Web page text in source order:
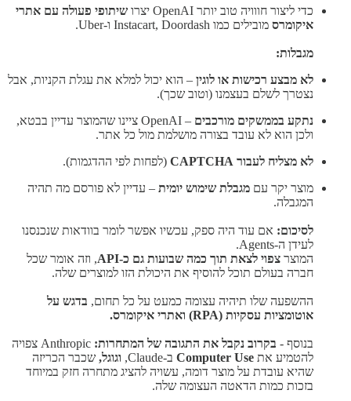
כדי ליצור חווויה טוב יותר OpenAI יצרו
שיתופי פעולה עם אתרי
איקומרס מובילים כמו Instacart, Doordash ו-Uber.
מגבלות:
לא מבצע רכישות או לוגין – הוא יכול למלא את עגלת הקניות, אבל
נצטרך לשלם בעצמנו (וטוב שכך).
נתקע בממשקים מורכבים
– OpenAI ציינו שהמוצר עדיין בבטא,
ולכן הוא לא עובד בצורה מושלמת מול כל אתר.
לא מצליח לעבור CAPTCHA
(לפחות לפי ההדגמות).
מוצר יקר עם מגבלת שימוש יומית – עדיין לא פורסם מה תהיה
המגבלה.
לסיכום: אם עוד היה ספק, עכשיו אפשר לומר בוודאות שנכנסנו
לעידן ה-Agents.
המוצר צפוי לצאת תוך כמה שבועות גם כ-API
, וזה אומר שכל
חברה בעולם תוכל להוסיף את היכולת הזו למוצרים שלה.
ההשפעה שלו תיהיה עצומה כמעט על כל תחום, בדגש על
אוטומציות עסקיות (RPA) ואתרי איקומרס.
בנוסף - בקרוב נקבל את התגובה של המתחרות:
Anthropic צפויה
להטמיע את Computer Use ב-Claude, וגוגל, שכבר הכריזה
שהיא עובדת על מוצר דומה, עשויה להציג מתחרה חזק במיוחד
בזכות כמות הדאטה העצומה שלה.